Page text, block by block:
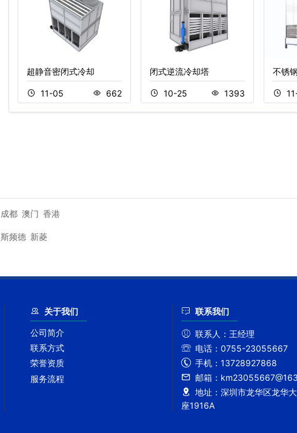
超静音密闭式冷却
11-05 662
闭式逆流冷却塔
10-25 1393
不锈
成都 澳门 香港
斯频德 新菱
关于我们
公司简介
联系方式
荣誉资质
服务流程
联系我们
联系人： 王经理
电话： 0755-23055667
手机： 13728927868
邮箱：
地址： 深圳市龙华区龙华
座1916A